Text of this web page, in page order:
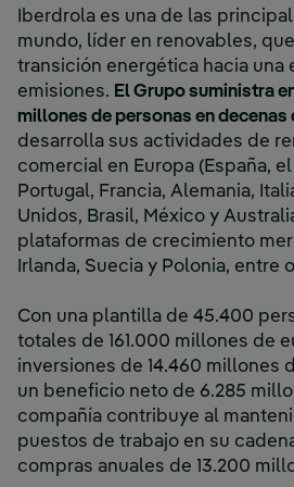
Iberdrola es una de las
mundo, líder en renovables,
transición energética hacia una
emisiones. El Grupo suministra
millones de personas en decenas
desarrolla sus actividades de
comercial en Europa (España,
Portugal, Francia, Alemania,
Unidos, Brasil, México y
plataformas de crecimiento
Irlanda, Suecia y Polonia, entre
Con una plantilla de 45.400
totales de 161.000 millones de
inversiones de 14.460 millones
un beneficio neto de 6.285
compañía contribuye al
puestos de trabajo en su
compras anuales de 13.200